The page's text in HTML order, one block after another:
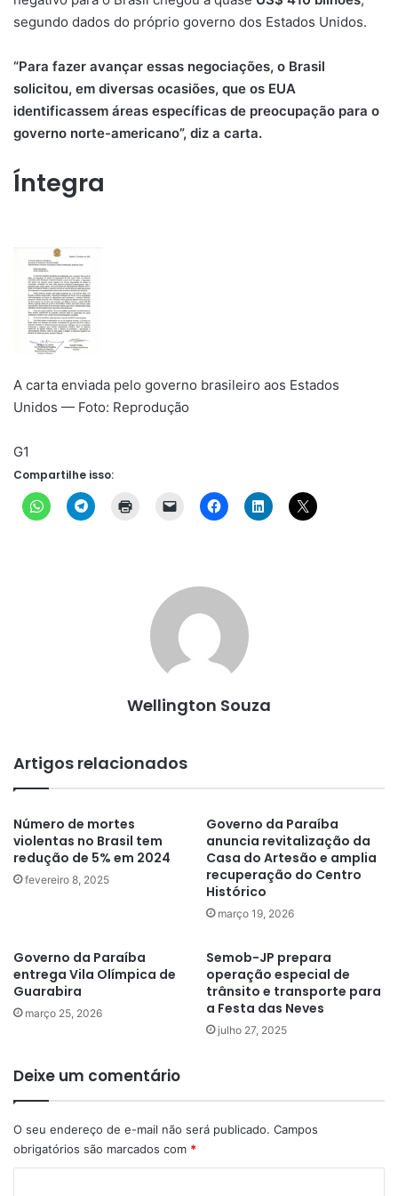
segundo dados do próprio governo dos Estados Unidos.
“Para fazer avançar essas negociações, o Brasil
solicitou, em diversas ocasiões, que os EUA
identificassem áreas específicas de preocupação para o
governo norte-americano”, diz a carta.
Íntegra
A carta enviada pelo governo brasileiro aos Estados
Unidos — Foto: Reprodução
G1
Compartilhe isso:
Wellington Souza
Artigos relacionados
Número de mortes
violentas no Brasil tem
redução de 5% em 2024
fevereiro 8, 2025
Governo da Paraíba
anuncia revitalização da
Casa do Artesão e amplia
recuperação do Centro
Histórico
março 19, 2026
Governo da Paraíba
entrega Vila Olímpica de
Guarabira
março 25, 2026
Semob-JP prepara
operação especial de
trânsito e transporte para
a Festa das Neves
julho 27, 2025
Deixe um comentário
O seu endereço de e-mail não será publicado. Campos
obrigatórios são marcados com *